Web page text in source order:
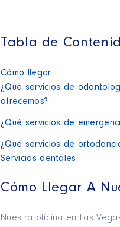
Tabla de
Cómo llegar
¿Qué servicios de
ofrecemos?
¿Qué servicios de
¿Qué servicios de
Servicios dentales
Cómo Llegar A
Nuestra oficina en Las